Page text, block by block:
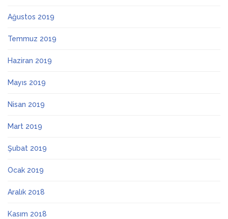
Ağustos 2019
Temmuz 2019
Haziran 2019
Mayıs 2019
Nisan 2019
Mart 2019
Şubat 2019
Ocak 2019
Aralık 2018
Kasım 2018